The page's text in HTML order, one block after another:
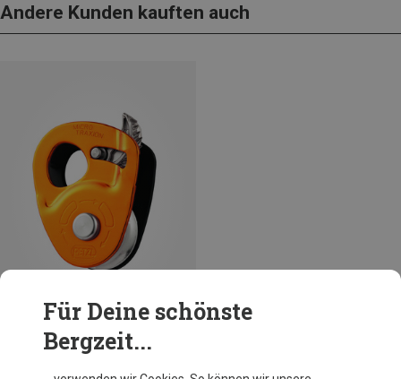
Andere Kunden kauften auch
Für Deine schönste
Bergzeit...